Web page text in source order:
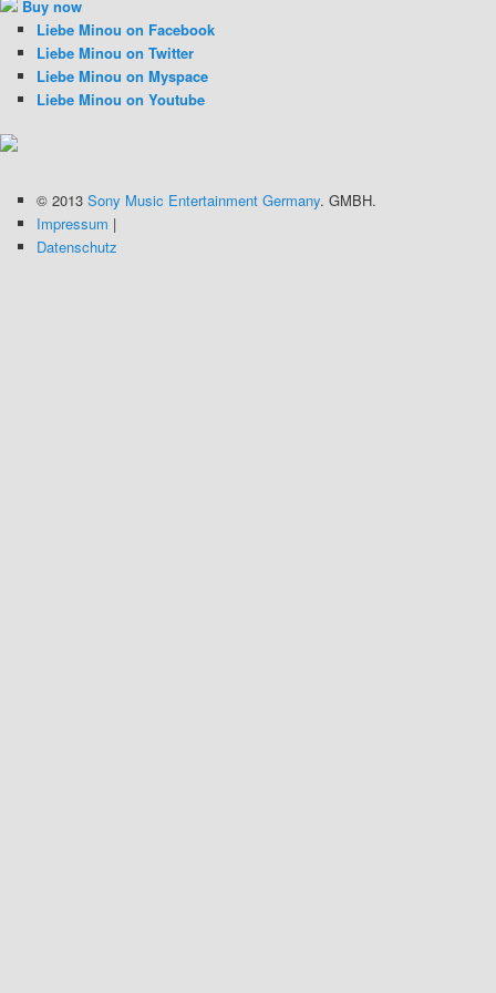
Buy now
Liebe Minou on Facebook
Liebe Minou on Twitter
Liebe Minou on Myspace
Liebe Minou on Youtube
© 2013 Sony Music Entertainment Germany. GMBH.
Impressum |
Datenschutz